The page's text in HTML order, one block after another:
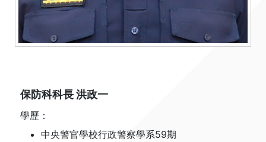
保防科科長 洪政一
學歷：
中央警官學校行政警察學系59期